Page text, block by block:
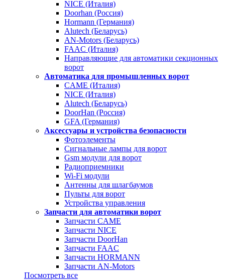
NICE (Италия)
Doorhan (Россия)
Hormann (Германия)
Alutech (Беларусь)
AN-Motors (Беларусь)
FAAC (Италия)
Направляющие для автоматики секционных
ворот
Автоматика для промышленных ворот
CAME (Италия)
NICE (Италия)
Alutech (Беларусь)
DoorHan (Россия)
GFA (Германия)
Аксессуары и устройства безопасности
Фотоэлементы
Сигнальные лампы для ворот
Gsm модули для ворот
Радиоприемники
Wi-Fi модули
Антенны для шлагбаумов
Пульты для ворот
Устройства управления
Запчасти для автоматики ворот
Запчасти CAME
Запчасти NICE
Запчасти DoorHan
Запчасти FAAC
Запчасти HORMANN
Запчасти AN-Motors
Посмотреть все